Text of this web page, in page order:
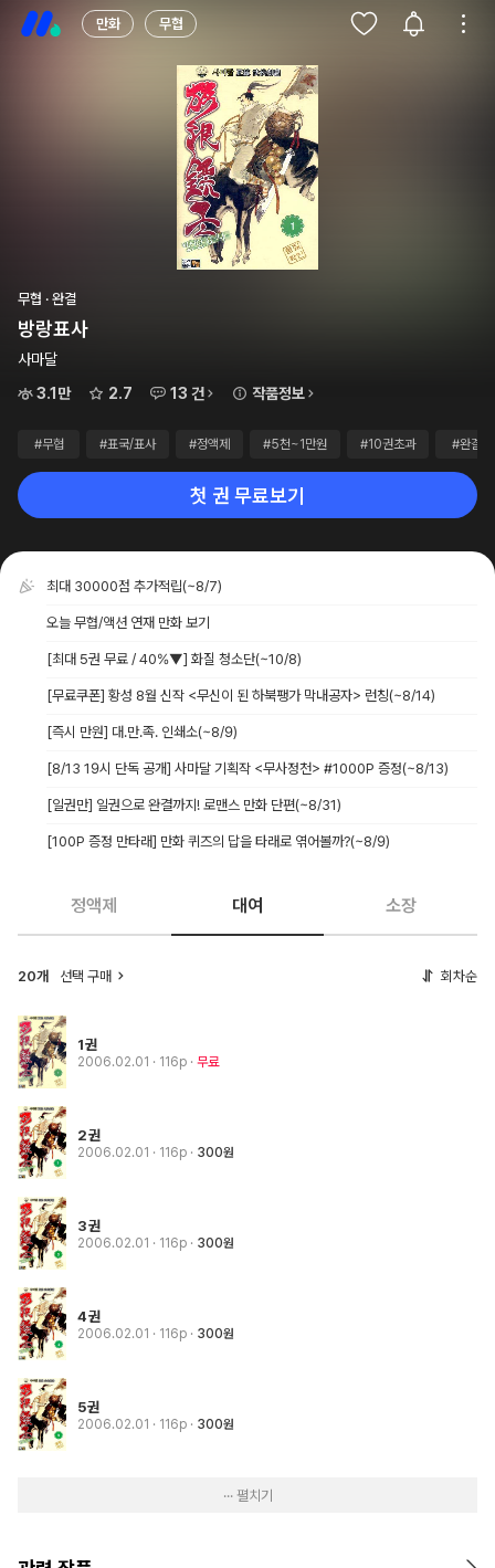
만화 무협
무협 · 완결
방랑표사
사마달
3.1만
2.7 13 건 작품정보
#무협 #표국/표사 #정액제 #5천~1만원 #10권초과 #완결
첫 권 무료보기
최대 30000점 추가적립(~8/7)
오늘 무협/액션 연재 만화 보기
[최대 5권 무료 / 40%▼] 화질 청소단(~10/8)
[무료쿠폰] 황성 8월 신작 <무신이 된 하북팽가 막내공자> 런칭(~8/14)
[즉시 만원] 대.만.족. 인쇄소(~8/9)
[8/13 19시 단독 공개] 사마달 기획작 <무사정천> #1000P 증정(~8/13)
[일권만] 일권으로 완결까지! 로맨스 만화 단편(~8/31)
[100P 증정 만타래] 만화 퀴즈의 답을 타래로 엮어볼까?(~8/9)
정액제 대여 소장
20개 선택 구매 회차순
1권
2006.02.01 · 116p 무료
2권
2006.02.01 · 116p 300원
3권
2006.02.01 · 116p 300원
4권
2006.02.01 · 116p 300원
5권
2006.02.01 · 116p 300원
··· 펼치기